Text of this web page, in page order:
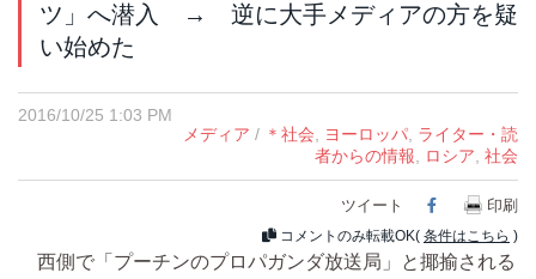
ツ」へ潜入 → 逆に大手メディアの方を疑
い始めた
2016/10/25 1:03 PM
メディア / ＊社会, ヨーロッパ, ライター・読
者からの情報, ロシア, 社会
ツイート Facebook
印刷
コメントのみ転載OK( 条件はこちら )
西側で「プーチンのプロパガンダ放送局」と揶揄される